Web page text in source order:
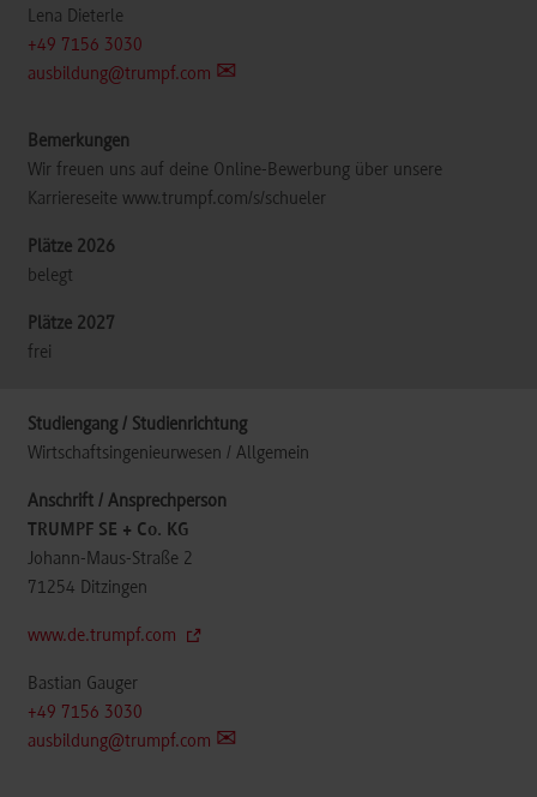
Lena Dieterle
+49 7156 3030
ausbildung@trumpf.com
Wir freuen uns auf deine Online-Bewerbung über unsere
Karriereseite www.trumpf.com/s/schueler
belegt
frei
Wirtschaftsingenieurwesen / Allgemein
TRUMPF SE + Co. KG
Johann-Maus-Straße 2
71254 Ditzingen
www.de.trumpf.com
Bastian Gauger
+49 7156 3030
ausbildung@trumpf.com